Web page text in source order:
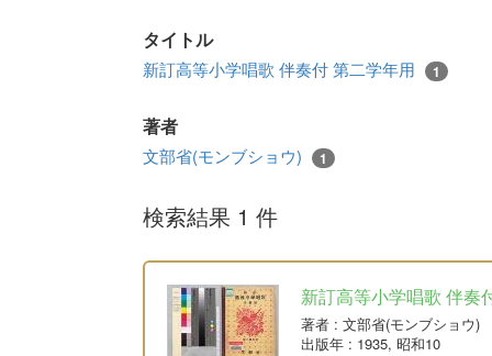
タイトル
新訂高等小学唱歌 伴奏付 第二学年用 1
著者
文部省(モンブショウ) 1
検索結果 1 件
新訂高等小学唱歌 伴奏
著者 : 文部省(モンブショウ)
出版年 : 1935, 昭和10